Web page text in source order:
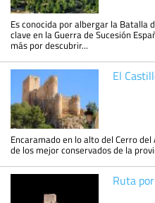
Es conocida por albergar la Batalla
clave en la Guerra de Sucesión
más por descubrir...
El
Encaramado en lo alto del Cerro
de los mejor conservados de la
Ruta